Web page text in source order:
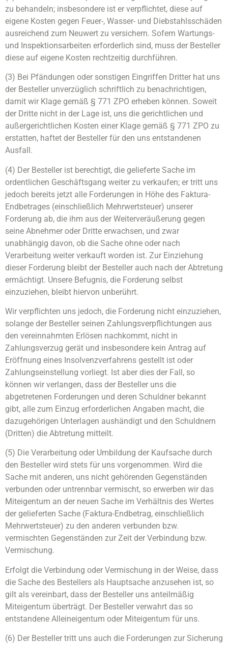
zu behandeln; insbesondere ist er verpflichtet, diese auf
eigene Kosten gegen Feuer-, Wasser- und Diebstahlsschäden
ausreichend zum Neuwert zu versichern. Sofern Wartungs-
und Inspektionsarbeiten erforderlich sind, muss der Besteller
diese auf eigene Kosten rechtzeitig durchführen.
(3) Bei Pfändungen oder sonstigen Eingriffen Dritter hat uns
der Besteller unverzüglich schriftlich zu benachrichtigen,
damit wir Klage gemäß § 771 ZPO erheben können. Soweit
der Dritte nicht in der Lage ist, uns die gerichtlichen und
außergerichtlichen Kosten einer Klage gemäß § 771 ZPO zu
erstatten, haftet der Besteller für den uns entstandenen
Ausfall.
(4) Der Besteller ist berechtigt, die gelieferte Sache im
ordentlichen Geschäftsgang weiter zu verkaufen; er tritt uns
jedoch bereits jetzt alle Forderungen in Höhe des Faktura-
Endbetrages (einschließlich Mehrwertsteuer) unserer
Forderung ab, die ihm aus der Weiterveräußerung gegen
seine Abnehmer oder Dritte erwachsen, und zwar
unabhängig davon, ob die Sache ohne oder nach
Verarbeitung weiter verkauft worden ist. Zur Einziehung
dieser Forderung bleibt der Besteller auch nach der Abtretung
ermächtigt. Unsere Befugnis, die Forderung selbst
einzuziehen, bleibt hiervon unberührt.
Wir verpflichten uns jedoch, die Forderung nicht einzuziehen,
solange der Besteller seinen Zahlungsverpflichtungen aus
den vereinnahmten Erlösen nachkommt, nicht in
Zahlungsverzug gerät und insbesondere kein Antrag auf
Eröffnung eines Insolvenzverfahrens gestellt ist oder
Zahlungseinstellung vorliegt. Ist aber dies der Fall, so
können wir verlangen, dass der Besteller uns die
abgetretenen Forderungen und deren Schuldner bekannt
gibt, alle zum Einzug erforderlichen Angaben macht, die
dazugehörigen Unterlagen aushändigt und den Schuldnern
(Dritten) die Abtretung mitteilt.
(5) Die Verarbeitung oder Umbildung der Kaufsache durch
den Besteller wird stets für uns vorgenommen. Wird die
Sache mit anderen, uns nicht gehörenden Gegenständen
verbunden oder untrennbar vermischt, so erwerben wir das
Miteigentum an der neuen Sache im Verhältnis des Wertes
der gelieferten Sache (Faktura-Endbetrag, einschließlich
Mehrwertsteuer) zu den anderen verbunden bzw.
vermischten Gegenständen zur Zeit der Verbindung bzw.
Vermischung.
Erfolgt die Verbindung oder Vermischung in der Weise, dass
die Sache des Bestellers als Hauptsache anzusehen ist, so
gilt als vereinbart, dass der Besteller uns anteilmäßig
Miteigentum überträgt. Der Besteller verwahrt das so
entstandene Alleineigentum oder Miteigentum für uns.
(6) Der Besteller tritt uns auch die Forderungen zur Sicherung